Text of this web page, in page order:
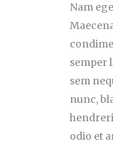
Nam
semper
sem
nunc,
odio et